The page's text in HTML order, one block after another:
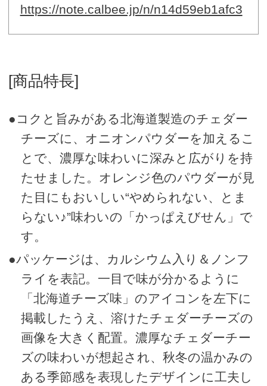
https://note.calbee.jp/n/n14d59eb1afc3
[商品特長]
●コクと旨みがある北海道製造のチェダー
チーズに、オニオンパウダーを加えるこ
とで、濃厚な味わいに深みと広がりを持
たせました。オレンジ色のパウダーが見
た目にもおいしい“やめられない、とま
らない♪”味わいの「かっぱえびせん」で
す。
●パッケージは、カルシウム入り＆ノンフ
ライを表記。一目で味が分かるように
「北海道チーズ味」のアイコンを左下に
掲載したうえ、溶けたチェダーチーズの
画像を大きく配置。濃厚なチェダーチー
ズの味わいが想起され、秋冬の温かみの
ある季節感を表現したデザインに工夫し